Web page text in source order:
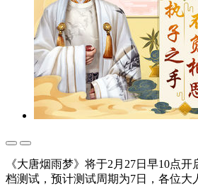
《大唐烟雨梦》将于2月27日早10点
档测试，预计测试周期为7日，各位大